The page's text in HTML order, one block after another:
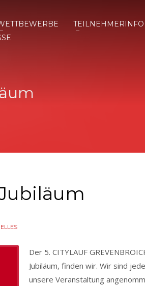
TEILNEHMERINFO
Der 5. CITYLAUF
Jubiläum, finden wir. Wir sind
unsere Veranstaltung